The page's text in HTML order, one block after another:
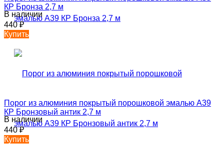
КР Бронза 2,7 м
В наличии
440₽
Купить
Порог из алюминия покрытый порошковой эмалью А39
КР Бронзовый антик 2,7 м
В наличии
440₽
Купить